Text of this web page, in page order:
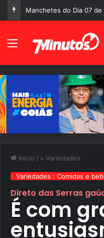
A despedida precoce de
Menu
Início / » Variedades
Variedades : Comidas e
Direto das Serras
É com